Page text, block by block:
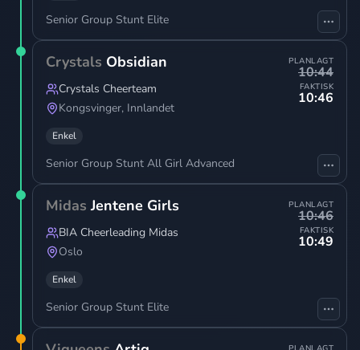
Senior Group Stunt Elite
PLANLAGT
10:44
FAKTISK
10:46
Crystals Obsidian
Crystals Cheerteam
Kongsvinger, Innlandet
Enkel
Senior Group Stunt All Girl Advanced
PLANLAGT
10:46
FAKTISK
10:49
Midas Jentene Girls
BIA Cheerleading Midas
Oslo
Enkel
Senior Group Stunt Elite